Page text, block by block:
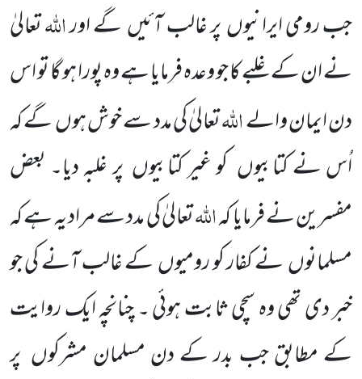
جبرومی ایرانیوںپر غالب آئیںگے اوراللہتعالیٰ
نے ان کے غلبے کا جو وعدہ فرمایاہے وہ پورا ہو گا تو اس
دن ایمان والےاللہتعالیٰ کی مدد سے خوش ہوںگے کہ
اُس نے کتابیوں کو غیر کتابیوں پر غلبہ دیا۔ بعض
مفسرین نے فرمایا کہاللہتعالیٰ کی مدد سے مراد یہ ہےکہ
مسلمانوںنے کفار کو رومیوںکے غالب آنے کی جو
خبر دی تھی وہ سچی ثابت ہوئی ۔ چنانچہ ایک روایت
کے مطابق جب بدر کے دن مسلمان مشرکوں پر